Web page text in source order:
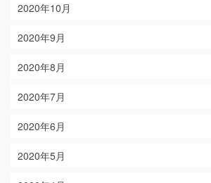
2020年10月
2020年9月
2020年8月
2020年7月
2020年6月
2020年5月